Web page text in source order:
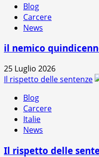
Blog
Carcere
News
il nemico
25 Luglio 2026
Il rispetto delle sentenze
Blog
Carcere
Italie
News
Il rispetto delle